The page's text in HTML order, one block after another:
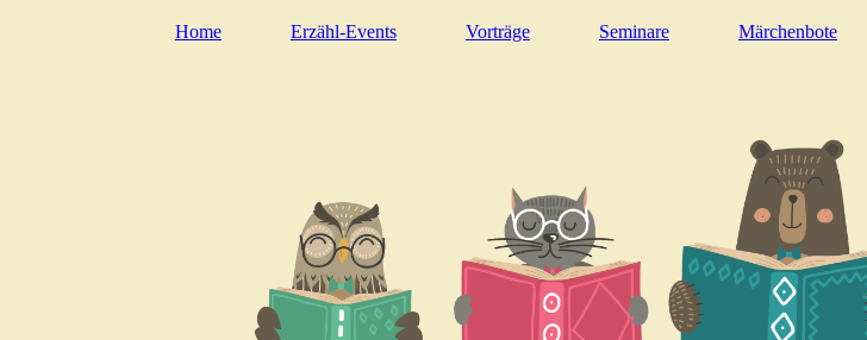
Home Erzähl-Events Vorträge Seminare Märchenbote